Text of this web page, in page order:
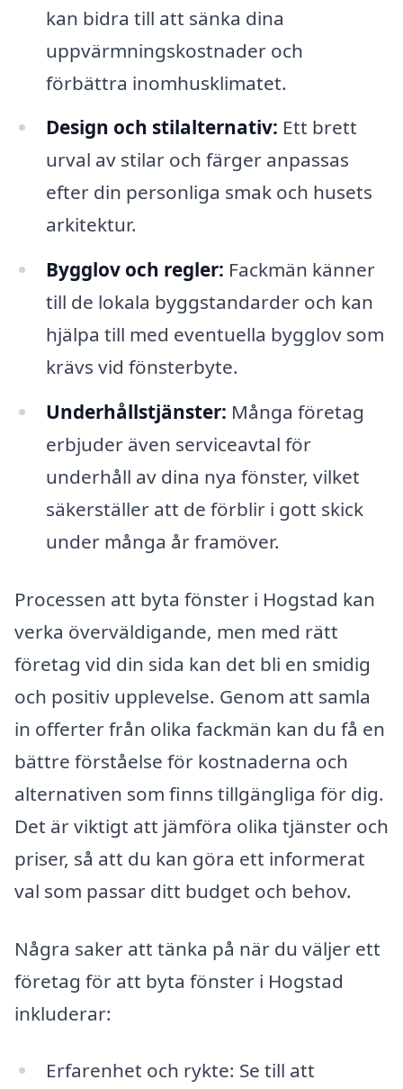
kan bidra till att sänka dina
uppvärmningskostnader och
förbättra inomhusklimatet.
Design och stilalternativ: Ett brett
urval av stilar och färger anpassas
efter din personliga smak och husets
arkitektur.
Bygglov och regler: Fackmän känner
till de lokala byggstandarder och kan
hjälpa till med eventuella bygglov som
krävs vid fönsterbyte.
Underhållstjänster: Många företag
erbjuder även serviceavtal för
underhåll av dina nya fönster, vilket
säkerställer att de förblir i gott skick
under många år framöver.
Processen att byta fönster i Hogstad kan
verka överväldigande, men med rätt
företag vid din sida kan det bli en smidig
och positiv upplevelse. Genom att samla
in offerter från olika fackmän kan du få en
bättre förståelse för kostnaderna och
alternativen som finns tillgängliga för dig.
Det är viktigt att jämföra olika tjänster och
priser, så att du kan göra ett informerat
val som passar ditt budget och behov.
Några saker att tänka på när du väljer ett
företag för att byta fönster i Hogstad
inkluderar:
Erfarenhet och rykte: Se till att